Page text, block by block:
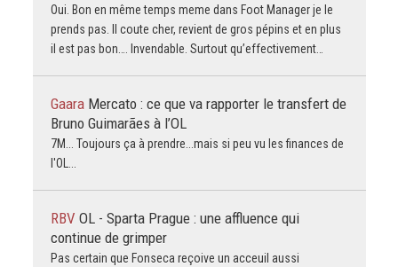
Oui. Bon en même temps meme dans Foot Manager je le
prends pas. Il coute cher, revient de gros pépins et en plus
il est pas bon…. Invendable. Surtout qu’effectivement…
Gaara Mercato : ce que va rapporter le transfert de
Bruno Guimarães à l’OL
7M... Toujours ça à prendre...mais si peu vu les finances de
l'OL...
RBV OL - Sparta Prague : une affluence qui
continue de grimper
Pas certain que Fonseca reçoive un acceuil aussi